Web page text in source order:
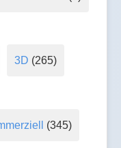
3D (265)
(345)